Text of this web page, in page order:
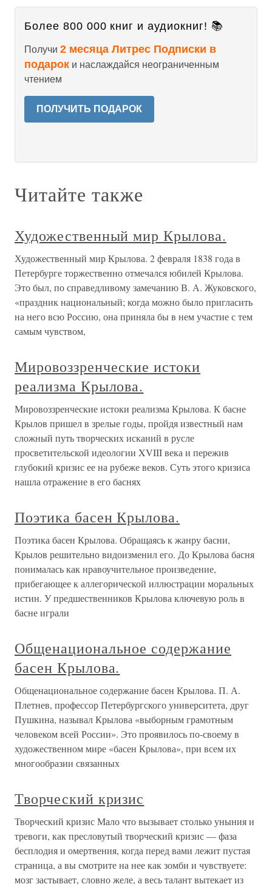
Более 800 000 книг и аудиокниг! 📚
Получи 2 месяца Литрес Подписки в
подарок и наслаждайся неограниченным
чтением
ПОЛУЧИТЬ ПОДАРОК
Читайте также
Художественный мир Крылова.
Художественный мир Крылова. 2 февраля 1838 года в
Петербурге торжественно отмечался юбилей Крылова.
Это был, по справедливому замечанию В. А. Жуковского,
«праздник национальный; когда можно было пригласить
на него всю Россию, она приняла бы в нем участие с тем
самым чувством,
Мировоззренческие истоки
реализма Крылова.
Мировоззренческие истоки реализма Крылова. К басне
Крылов пришел в зрелые годы, пройдя известный нам
сложный путь творческих исканий в русле
просветительской идеологии XVIII века и пережив
глубокий кризис ее на рубеже веков. Суть этого кризиса
нашла отражение в его баснях
Поэтика басен Крылова.
Поэтика басен Крылова. Обращаясь к жанру басни,
Крылов решительно видоизменил его. До Крылова басня
понималась как нравоучительное произведение,
прибегающее к аллегорической иллюстрации моральных
истин. У предшественников Крылова ключевую роль в
басне играли
Общенациональное содержание
басен Крылова.
Общенациональное содержание басен Крылова. П. А.
Плетнев, профессор Петербургского университета, друг
Пушкина, называл Крылова «выборным грамотным
человеком всей России». Это проявилось по-своему в
художественном мире «басен Крылова», при всем их
многообразии связанных
Творческий кризис
Творческий кризис Мало что вызывает столько уныния и
тревоги, как пресловутый творческий кризис — фаза
бесплодия и омертвения, когда перед вами лежит пустая
страница, а вы смотрите на нее как зомби и чувствуете:
мозг застывает, словно желе, а весь талант вытекает из